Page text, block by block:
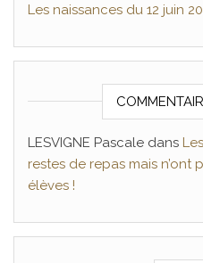
Les naissances du 12 juin
LESVIGNE Pascale dans
restes de repas mais n’ont
élèves !